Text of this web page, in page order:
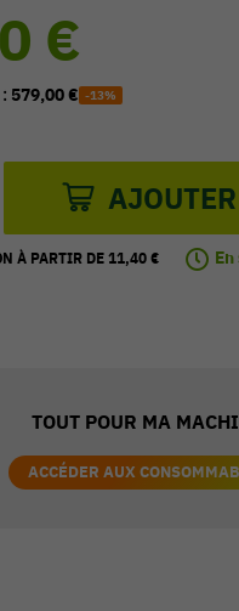
€
579,00 € -13%
À PARTIR DE 11,40 €
TOUT POUR MA
ACCÉDER AUX